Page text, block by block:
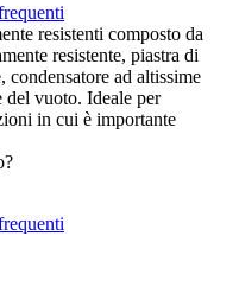
resistenti composto da
resistente, piastra di
condensatore ad altissime
del vuoto. Ideale per
in cui è importante